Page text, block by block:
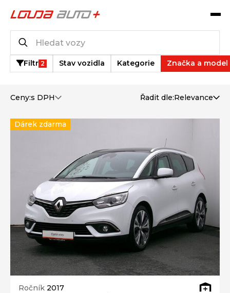
Filtr 2 Stav vozidla Kategorie Značka a model
Ceny:s DPH Řadit dle:Relevance
Ročník 2017
Dárek zdarma